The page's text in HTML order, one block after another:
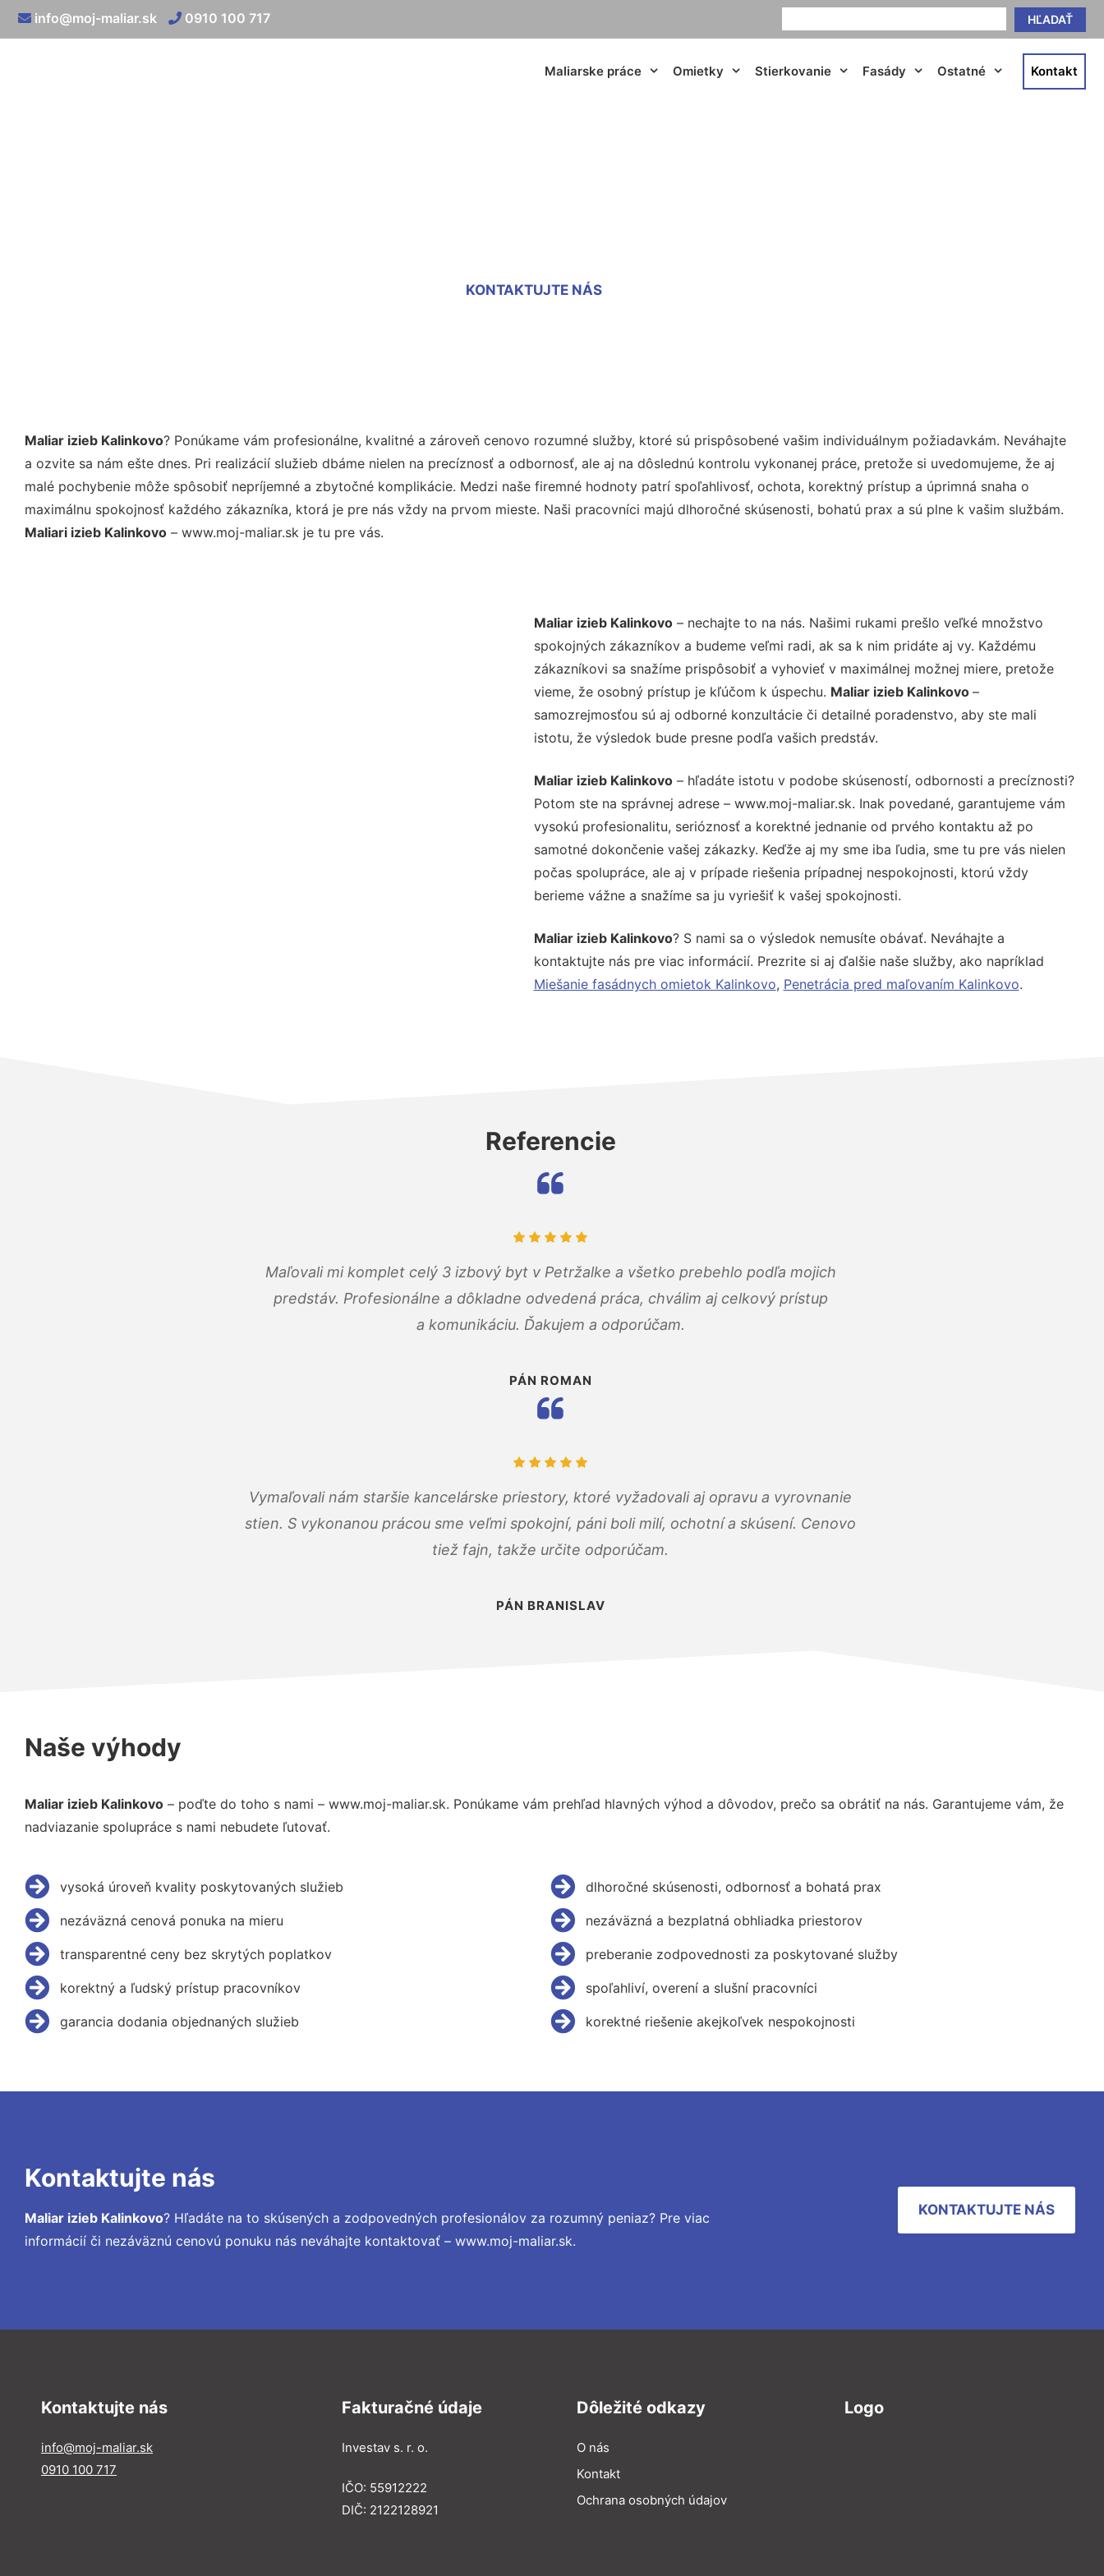
HĽADAŤ
info@moj-maliar.sk 0910 100 717
Maliarske práce Omietky Stierkovanie Fasády Ostatné Kontakt
KONTAKTUJTE NÁS
Maliar izieb Kalinkovo? Ponúkame vám profesionálne, kvalitné a zároveň cenovo rozumné služby, ktoré sú prispôsobené vašim individuálnym požiadavkám. Neváhajte
a ozvite sa nám ešte dnes. Pri realizácií služieb dbáme nielen na precíznosť a odbornosť, ale aj na dôslednú kontrolu vykonanej práce, pretože si uvedomujeme, že aj
malé pochybenie môže spôsobiť nepríjemné a zbytočné komplikácie. Medzi naše firemné hodnoty patrí spoľahlivosť, ochota, korektný prístup a úprimná snaha o
maximálnu spokojnosť každého zákazníka, ktorá je pre nás vždy na prvom mieste. Naši pracovníci majú dlhoročné skúsenosti, bohatú prax a sú plne k vašim službám.
Maliari izieb Kalinkovo – www.moj-maliar.sk je tu pre vás.
Maliar izieb Kalinkovo– nechajte to na nás. Našimi rukami prešlo veľké množstvo
spokojných zákazníkov a budeme veľmi radi, ak sa k nim pridáte aj vy. Každému
zákazníkovi sa snažíme prispôsobiť a vyhovieť v maximálnej možnej miere, pretože
vieme, že osobný prístup je kľúčom k úspechu. Maliar izieb Kalinkovo –
samozrejmosťou sú aj odborné konzultácie či detailné poradenstvo, aby ste mali
istotu, že výsledok bude presne podľa vašich predstáv.
Maliar izieb Kalinkovo– hľadáte istotu v podobe skúseností, odbornosti a precíznosti?
Potom ste na správnej adrese – www.moj-maliar.sk. Inak povedané, garantujeme vám
vysokú profesionalitu, serióznosť a korektné jednanie od prvého kontaktu až po
samotné dokončenie vašej zákazky. Keďže aj my sme iba ľudia, sme tu pre vás nielen
počas spolupráce, ale aj v prípade riešenia prípadnej nespokojnosti, ktorú vždy
berieme vážne a snažíme sa ju vyriešiť k vašej spokojnosti.
Maliar izieb Kalinkovo? S nami sa o výsledok nemusíte obávať. Neváhajte a
kontaktujte nás pre viac informácií. Prezrite si aj ďalšie naše služby, ako napríklad
Miešanie fasádnych omietok Kalinkovo, Penetrácia pred maľovaním Kalinkovo.
Referencie
Maľovali mi komplet celý 3 izbový byt v Petržalke a všetko prebehlo podľa mojich
predstáv. Profesionálne a dôkladne odvedená práca, chválim aj celkový prístup
a komunikáciu. Ďakujem a odporúčam.
PÁN ROMAN
Vymaľovali nám staršie kancelárske priestory, ktoré vyžadovali aj opravu a vyrovnanie
stien. S vykonanou prácou sme veľmi spokojní, páni boli milí, ochotní a skúsení. Cenovo
tiež fajn, takže určite odporúčam.
PÁN BRANISLAV
Naše výhody
Maliar izieb Kalinkovo – poďte do toho s nami – www.moj-maliar.sk. Ponúkame vám prehľad hlavných výhod a dôvodov, prečo sa obrátiť na nás. Garantujeme vám, že
nadviazanie spolupráce s nami nebudete ľutovať.
vysoká úroveň kvality poskytovaných služieb
nezáväzná cenová ponuka na mieru
transparentné ceny bez skrytých poplatkov
korektný a ľudský prístup pracovníkov
garancia dodania objednaných služieb
dlhoročné skúsenosti, odbornosť a bohatá prax
nezáväzná a bezplatná obhliadka priestorov
preberanie zodpovednosti za poskytované služby
spoľahliví, overení a slušní pracovníci
korektné riešenie akejkoľvek nespokojnosti
Kontaktujte nás
Maliar izieb Kalinkovo? Hľadáte na to skúsených a zodpovedných profesionálov za rozumný peniaz? Pre viac
informácií či nezáväznú cenovú ponuku nás neváhajte kontaktovať – www.moj-maliar.sk.
KONTAKTUJTE NÁS
Kontaktujte nás
info@moj-maliar.sk
0910 100 717
Fakturačné údaje
Investav s. r. o.
IČO: 55912222
DIČ: 2122128921
Dôležité odkazy
O nás
Kontakt
Ochrana osobných údajov
Logo